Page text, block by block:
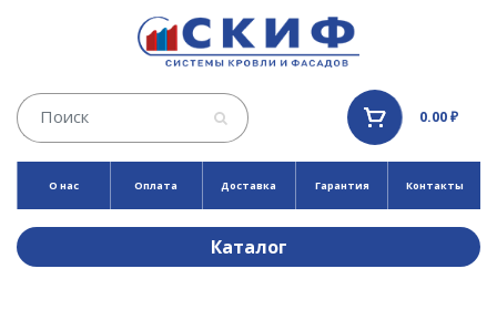
0.00 ₽
О нас Оплата Доставка Гарантия Контакты
Каталог